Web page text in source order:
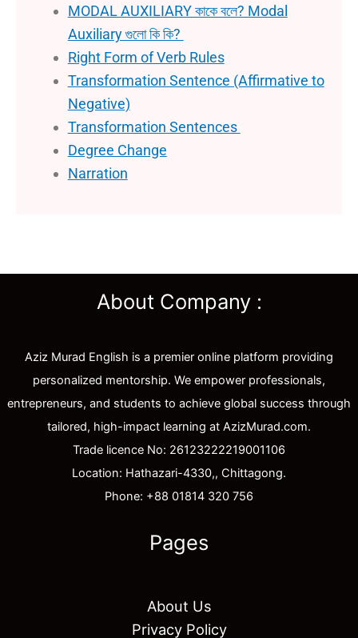
MODAL AUXILIARY কাকে বলে? Modal
Auxiliary গুলো কি কি?
Right Form of Verb Rules
Transformation Sentence (Affirmative to
Negative)
Transformation Sentences
Degree Change
Narration
About Company :
Aziz Murad English is a premier online platform providing
personalized mentorship. We empower professionals,
entrepreneurs, and students to achieve global success through
tailored, high-impact learning at AzizMurad.com.
Trade licence No: 26123222219001106
Location: Hathazari-4330,, Chittagong.
Phone: +88 01814 320 756
Pages
About Us
Privacy Policy